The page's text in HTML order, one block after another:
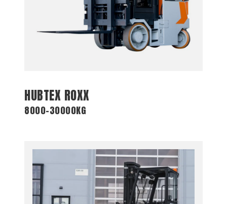
HUBTEX ROXX
8000-30000KG